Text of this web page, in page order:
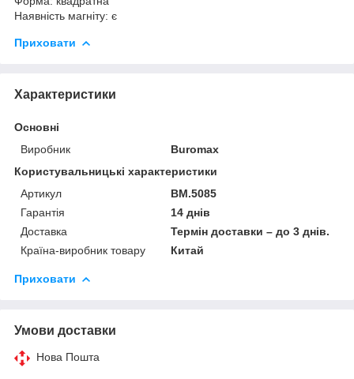
Наявність магніту: є
Приховати
Характеристики
Основні
Виробник
Buromax
Користувальницькі характеристики
Артикул
BM.5085
Гарантія
14 днів
Доставка
Термін доставки – до 3 днів.
Країна-виробник товару
Китай
Приховати
Умови доставки
Нова Пошта